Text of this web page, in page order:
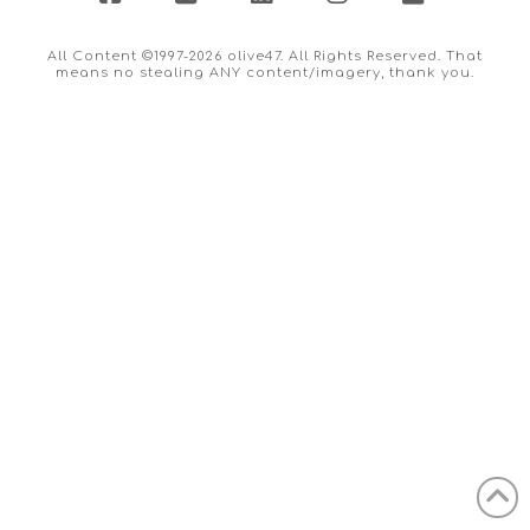
Facebook
X LinkedInInstagram
Flickr
All Content ©1997-2026 olive47. All Rights Reserved. That
means no stealing ANY content/imagery, thank you.